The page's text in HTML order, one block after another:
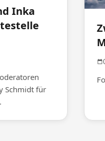
Inka
Schmidt für